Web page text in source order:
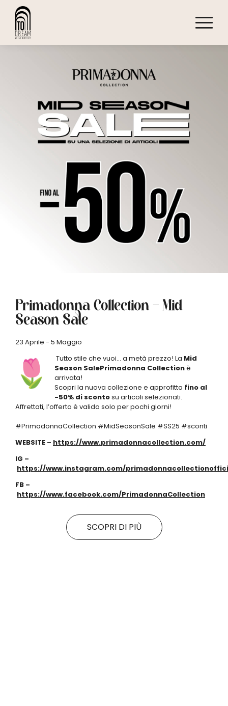
Primadonna Collection – Mid
Season Sale
23 Aprile - 5 Maggio
Tutto stile che vuoi… a metà prezzo! La Mid
Season SalePrimadonna Collectionè
arrivata!
Scopri la nuova collezione e approfitta fino al
-50% di scontosu articoli selezionati.
Affrettati, l’offerta è valida solo per pochi giorni!
#PrimadonnaCollection #MidSeasonSale #SS25 #sconti
WEBSITE – https://www.primadonnacollection.com/
IG –
https://www.instagram.com/
FB –
https://www.facebook.com/PrimadonnaCollection
SCOPRI DI PIÙ